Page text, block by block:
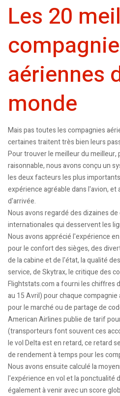
Les 20
aériennes
monde
Mais pas toutes les compagnies
certaines traitent très bien leurs
Pour trouver le meilleur du meilleur,
raisonnable, nous avons conçu un
les deux facteurs les plus
expérience agréable dans l'avion,
d'arrivée.
Nous avons regardé des dizaines
internationales qui desservent les
Nous avons apprécié l'expérience
pour le confort des sièges, des
de la cabine et de l'état, la qualité
service, de Skytrax, le critique des
Flightstats.com a fourni les chiffres
au 15 Avril) pour chaque
pour le marché ou de partage de
American Airlines publie de tarif
(transporteurs font souvent ces
le vol Delta est en retard, ce retard
de rendement à temps pour les
Nous avons ensuite calculé la
l'expérience en vol et la ponctualité
également à venir avec un score